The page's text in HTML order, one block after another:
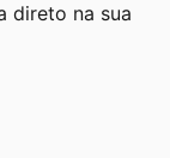
direto na sua